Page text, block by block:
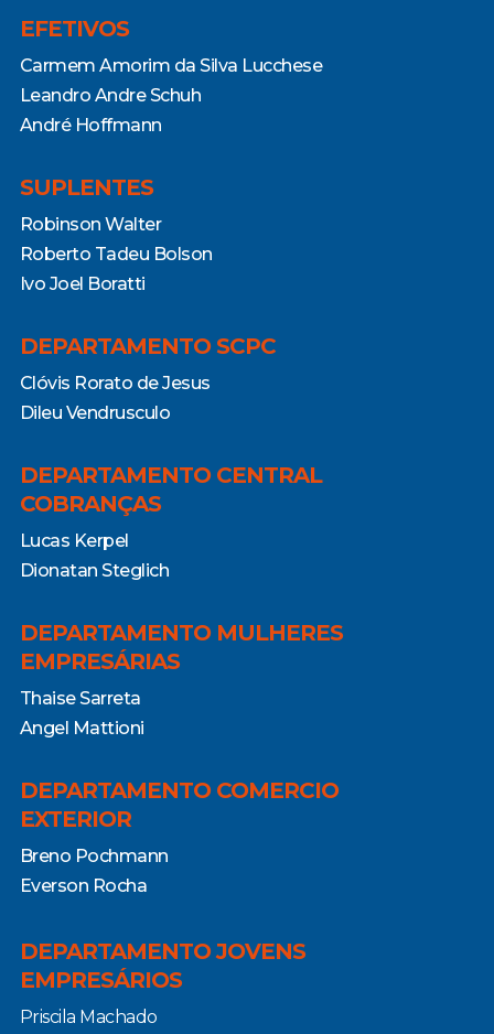
EFETIVOS
Carmem Amorim da Silva Lucchese
Leandro Andre Schuh
André Hoffmann
SUPLENTES
Robinson Walter
Roberto Tadeu Bolson
Ivo Joel Boratti
DEPARTAMENTO SCPC
Clóvis Rorato de Jesus
Dileu Vendrusculo
DEPARTAMENTO CENTRAL
COBRANÇAS
Lucas Kerpel
Dionatan Steglich
DEPARTAMENTO MULHERES
EMPRESÁRIAS
Thaise Sarreta
Angel Mattioni
DEPARTAMENTO COMERCIO
EXTERIOR
Breno Pochmann
Everson Rocha
DEPARTAMENTO JOVENS
EMPRESÁRIOS
Priscila Machado